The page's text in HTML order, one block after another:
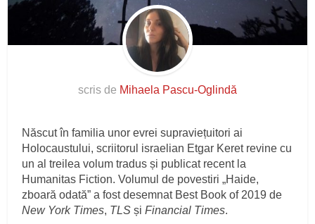
scris de Mihaela Pascu-Oglindă
Născut în familia unor evrei supraviețuitori ai
Holocaustului, scriitorul israelian Etgar Keret revine cu
un al treilea volum tradus și publicat recent la
Humanitas Fiction. Volumul de povestiri „Haide,
zboară odată” a fost desemnat Best Book of 2019 de
New York Times, TLS șiFinancial Times.